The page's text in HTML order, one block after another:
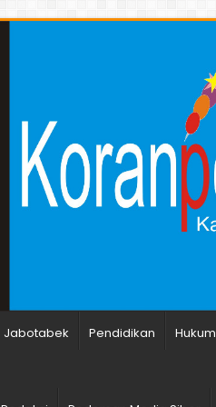
Jabotabek Pendidikan Hukum